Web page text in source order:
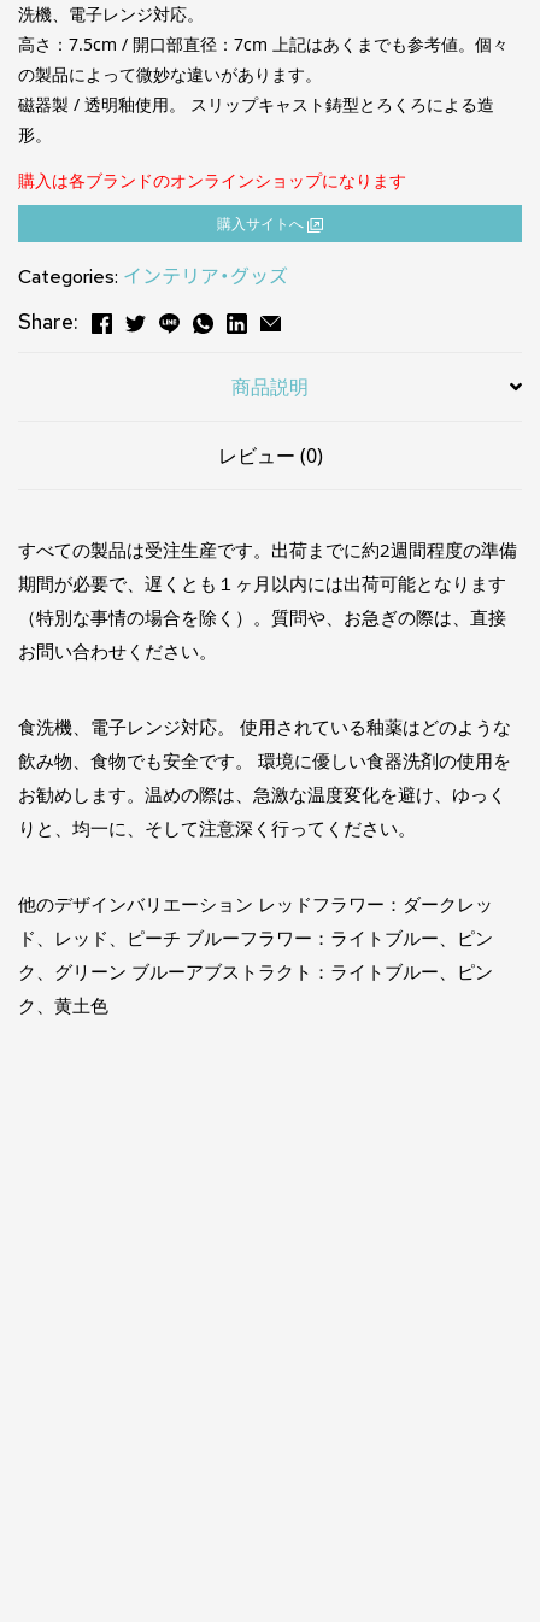
洗機、電子レンジ対応。
高さ：7.5cm / 開口部直径：7cm 上記はあくまでも参考値。個々
の製品によって微妙な違いがあります。
磁器製 / 透明釉使用。 スリップキャスト鋳型とろくろによる造
形。
購入は各ブランドのオンラインショップになります
購⼊サイトへ
Categories: インテリア・グッズ
Share:
商品説明
レビュー (0)
すべての製品は受注生産です。出荷までに約2週間程度の準備
期間が必要で、遅くとも１ヶ月以内には出荷可能となります
（特別な事情の場合を除く）。質問や、お急ぎの際は、直接
お問い合わせください。
食洗機、電子レンジ対応。 使用されている釉薬はどのような
飲み物、食物でも安全です。 環境に優しい食器洗剤の使用を
お勧めします。温めの際は、急激な温度変化を避け、ゆっく
りと、均一に、そして注意深く行ってください。
他のデザインバリエーション レッドフラワー：ダークレッ
ド、レッド、ピーチ ブルーフラワー：ライトブルー、ピン
ク、グリーン ブルーアブストラクト：ライトブルー、ピン
ク、黄土色